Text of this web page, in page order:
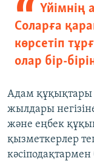
Үйімнің
Соларға
көрсетіп
олар бір-
Адам құқықтары
жылдары
және еңбек
қызметкерлер